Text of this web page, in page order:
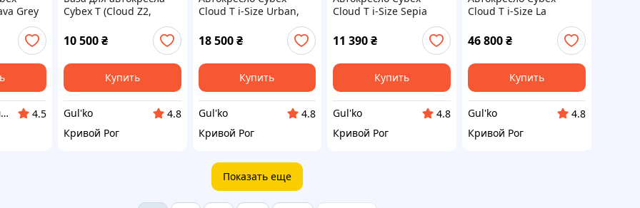
Grey
arsi.com.ua - магазин техники
4.5
Cybex T (Cloud Z2,
Sirona Т)
10 500₴
Купить
Gul'ko
4.8
Кривой Рог
Cloud T i-Size Urban,
18 500 ₴
Купить
Gul'ko
4.8
Кривой Рог
Cloud T i-Size Sepia
11 390₴
Купить
Gul'ko
4.8
Кривой Рог
Cloud T i-Size La
46 800₴
Купить
Gul'ko
4.8
Кривой Рог
Показать еще